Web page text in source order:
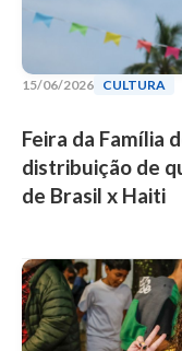
15/06/2026 CULTURA
Feira da Família
distribuição de
de Brasil x Haiti